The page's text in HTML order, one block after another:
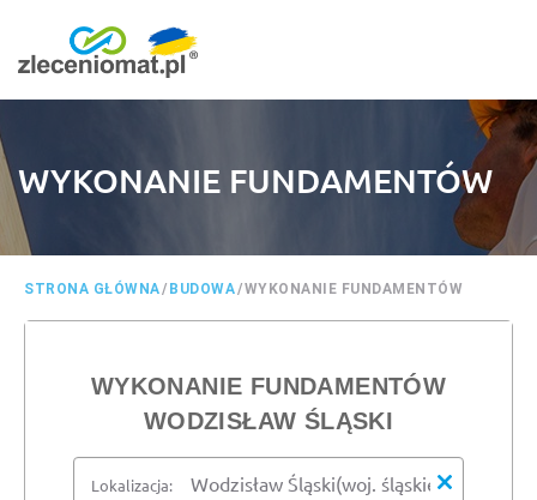
WYKONANIE FUNDAMENTÓW
STRONA GŁÓWNA/ BUDOWA/WYKONANIE FUNDAMENTÓW
WYKONANIE FUNDAMENTÓW
WODZISŁAW ŚLĄSKI
Lokalizacja: